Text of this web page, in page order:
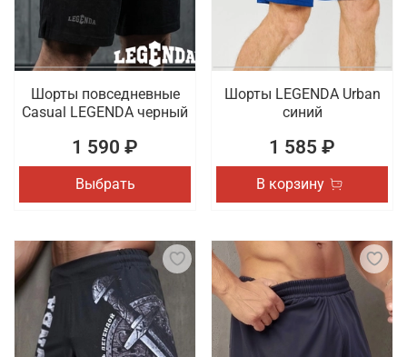
Шорты повседневные
Casual LEGENDA черный
1 590 ₽
Выбрать
Шорты LEGENDA Urban
синий
1 585 ₽
В корзину